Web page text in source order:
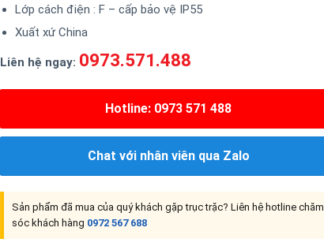
Lớp cách điện : F – cấp bảo vệ IP55
Xuất xứ China
Liên hệ ngay: 0973.571.488
Hotline: 0973 571 488
Chat với nhân viên qua Zalo
Sản phẩm đã mua của quý khách gặp trục trặc? Liên hệ hotline chăm
sóc khách hàng 0972 567 688